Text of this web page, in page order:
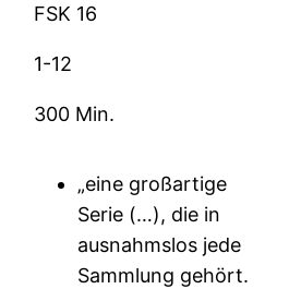
FSK 16
1-12
300 Min.
„eine großartige
Serie (…), die in
ausnahmslos jede
Sammlung gehört.